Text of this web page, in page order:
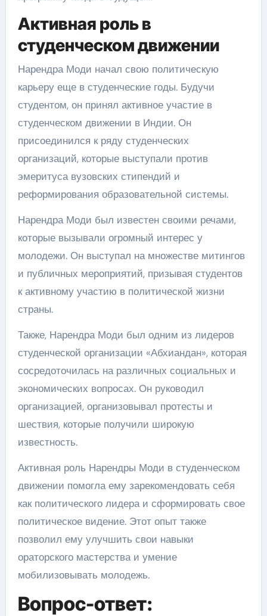
Активная роль в
студенческом движении
Нарендра Моди начал свою политическую
карьеру еще в студенческие годы. Будучи
студентом, он принял активное участие в
студенческом движении в Индии. Он
присоединился к ряду студенческих
организаций, которые выступали против
эмеритуса вузовских стипендий и
реформирования образовательной системы.
Нарендра Моди был известен своими речами,
которые вызывали огромный интерес у
молодежи. Он выступал на множестве митингов
и публичных мероприятий, призывая студентов
к активному участию в политической жизни
страны.
Также, Нарендра Моди был одним из лидеров
студенческой организации «Абхиандан», которая
сосредоточилась на различных социальных и
экономических вопросах. Он руководил
организацией, организовывал протесты и
шествия, которые получили широкую
известность.
Активная роль Нарендры Моди в студенческом
движении помогла ему зарекомендовать себя
как политического лидера и сформировать свое
политическое видение. Этот опыт также
позволил ему улучшить свои навыки
ораторского мастерства и умение
мобилизовывать молодежь.
Вопрос-ответ: